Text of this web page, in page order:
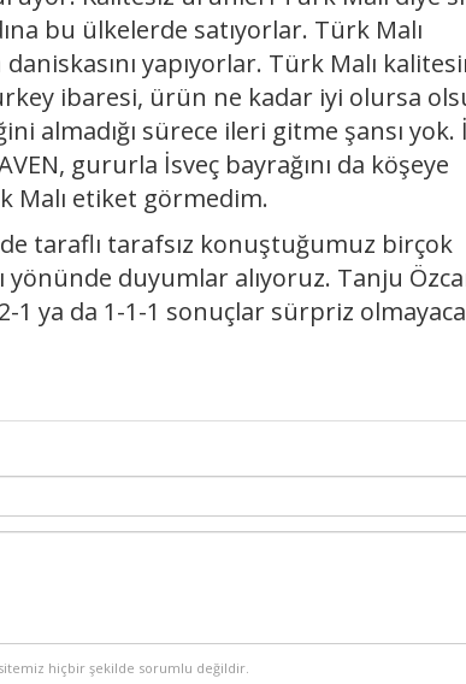
bu ülkelerde satıyorlar. Türk Malı
yapıyorlar. Türk Malı
ibaresi, ürün ne kadar iyi olursa
almadığı sürece ileri gitme şansı yok.
gururla İsveç bayrağını da köşeye
Malı etiket görmedim.
taraflı tarafsız konuştuğumuz birçok
duyumlar alıyoruz. Tanju
1 ya da 1-1-1 sonuçlar sürpriz
hiçbir şekilde sorumlu değildir.